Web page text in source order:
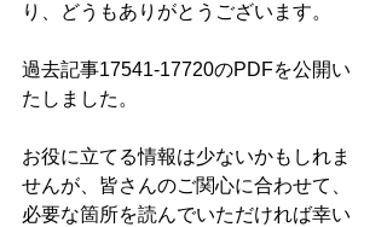
り、どうもありがとうございます。
過去記事17541-17720のPDFを公開い
たしました。
お役に立てる情報は少ないかもしれま
せんが、皆さんのご関心に合わせて、
必要な箇所を読んでいただければ幸い